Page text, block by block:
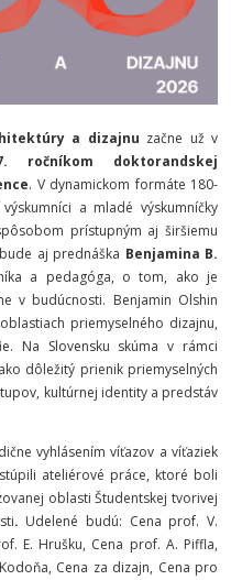
a dizajnu začne už v
ročníkom doktorandskej
. V dynamickom formáte 180-
a mladé výskumníčky
prístupným aj širšiemu
aj prednáška Benjamina B.
a pedagóga, o tom, ako je
v budúcnosti. Benjamin Olshin
priemyselného dizajnu,
Na Slovensku skúma v rámci
dôležitý prienik priemyselných
kultúrnej identity a predstáv
vyhlásením víťazov a víťaziek
ateliérové práce, ktoré boli
oblasti Študentskej tvorivej
. Udelené budú: Cena prof. V.
E. Hrušku, Cena prof. A. Piffla,
Cena za dizajn, Cena pro